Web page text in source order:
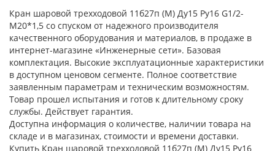
Кран шаровой трехходовой 11б27п (М) Ду15 Ру16 G1/2-
М20*1,5 со спуском от надежного производителя
качественного оборудования и материалов, в продаже в
интернет-магазине «Инженерные сети». Базовая
комплектация. Высокие эксплуатационные характеристики
в доступном ценовом сегменте. Полное соответствие
заявленным параметрам и техническим возможностям.
Товар прошел испытания и готов к длительному сроку
службы. Действует гарантия.
Доступна информация о количестве, наличии товара на
складе и в магазинах, стоимости и времени доставки.
Купить Кран шаровой трехходовой 11б27п (М) Ду15 Ру16